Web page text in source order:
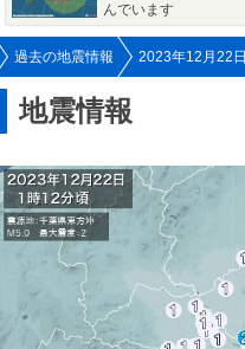
んでいます
過去の地震情報 2023年12月22日
地震情報